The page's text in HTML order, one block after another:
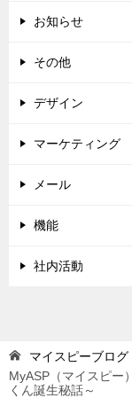
お知らせ
その他
デザイン
マーケティング
メール
機能
社内活動
マイスピーブログ
MyASP（マイスピ
くん誕生秘話～